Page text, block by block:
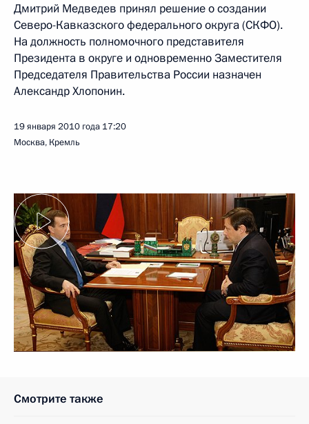
Дмитрий Медведев принял решение о создании
Северо-Кавказского федерального округа (СКФО).
На должность полномочного представителя
Президента в округе и одновременно Заместителя
Председателя Правительства России назначен
Александр Хлопонин.
19 января 2010 года 17:20
Москва, Кремль
Смотрите также